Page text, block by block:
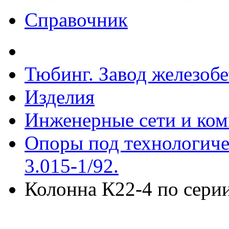
Справочник
Тюбинг. Завод
Изделия
Инженерные сети и
Опоры под
3.015-1/92.
Колонна К22-4 по